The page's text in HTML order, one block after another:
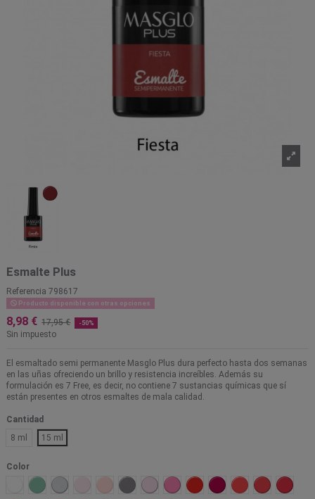
Esmalte Plus
Referencia 798617
Producto disponible con otras opciones
8,98 € 17,95 € -50%
Sin impuesto
El esmaltado semi permanente Masglo Plus dura perfecto hasta dos semanas
en las uñas ofreciendo un brillo y resistencia increíbles. Además su
formulación es 7 Free, es decir, no contiene 7 sustancias químicas que sí
están presentes en otros esmaltes de mala calidad.
Cantidad
8 ml
15 ml
Color
Tiza
AdorableAdmirable
Novia IngenuaPrudenteIlusión ExtremaInfluyenteChic ExplosivaFufurufaActiva